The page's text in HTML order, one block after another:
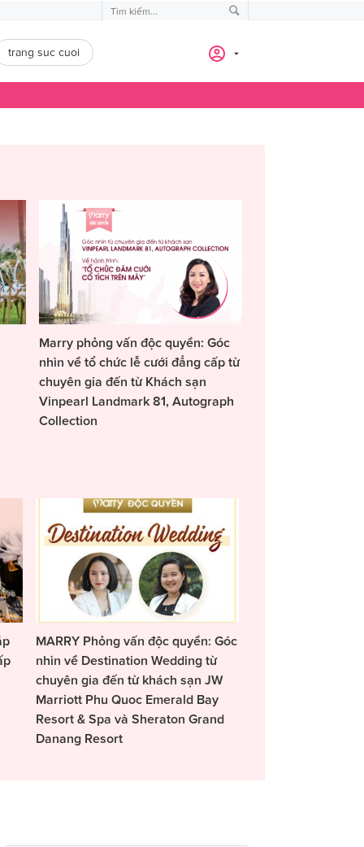
trang suc cuoi
Marry phỏng vấn độc quyền: Góc
nhìn về tổ chức lễ cưới đẳng cấp từ
chuyên gia đến từ Khách sạn
Vinpearl Landmark 81, Autograph
Collection
MARRY Phỏng vấn độc quyền: Góc
nhìn về Destination Wedding từ
chuyên gia đến từ khách sạn JW
Marriott Phu Quoc Emerald Bay
Resort & Spa và Sheraton Grand
Danang Resort